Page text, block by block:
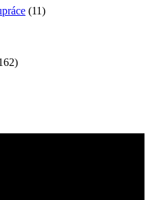
(11)